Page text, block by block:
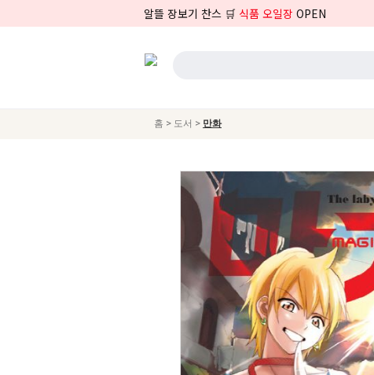
알뜰 장보기 찬스 🛒 식품 오일장 OPEN
홈 > 도서 > 만화